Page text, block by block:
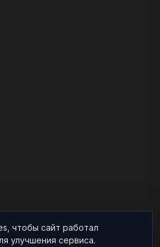
чтобы сайт работал
улучшения сервиса.